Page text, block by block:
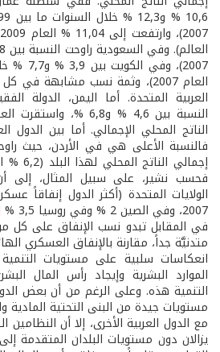
العام 2007)، وثمة نسب مشابهة في
العربية المتحدة. أما اليمن، الدولة
الناتج المحلي الإجمالي. أما بين الدول
إجمالي الناتج المحلي لهذا البلد (6,2 % العام 2007)
فحسب نشير، على سبيل المثال، إلى
2007، وفي الصين 2 % وفي روسيا 3,5 %
في المقابل تبدو نسب الإنفاق على كل
متدنيَّة جداً، مقارنة بالإنفاق العسكري
انعكاسات سلبية على مستويات
الموارد البشرية وإيجاد رأس المال
التنمية هذه. وعلى الرغم من أن بعض
مستويات جيدة من البنى التحتية المادية
مع الدول العربية الأخرى، إلا أن
يزالان دون مستويات البلدان المتقدمة